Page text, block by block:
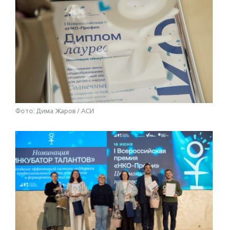
Фото: Дима Жаров / АСИ